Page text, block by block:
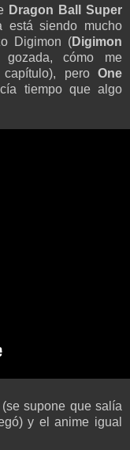
Dragon Ball Super
está siendo mucho
Digimon (Digimon
cómo me
pero One
tiempo que algo
supone que salía
y el anime igual